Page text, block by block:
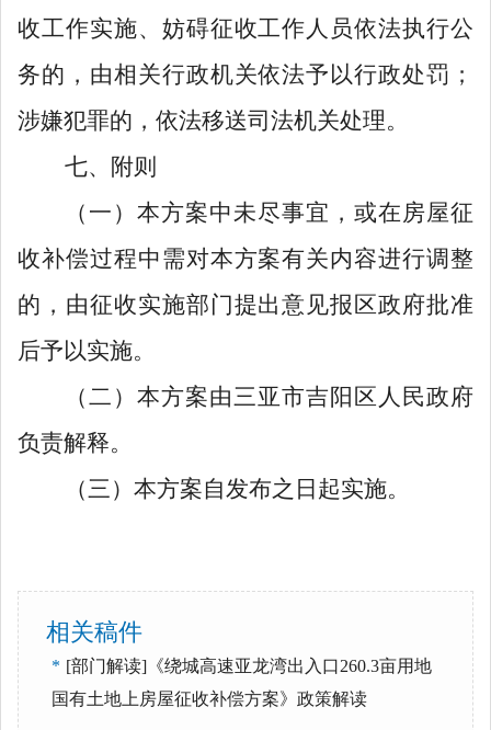
收工作实施、妨碍征收工作人员依法执行公
务的，由相关行政机关依法予以行政处罚；
涉嫌犯罪的， 依法移送司法机关处理。
七、附则
（一）本方案中未尽事宜，或在房屋征
收补偿过程中需对本方案有关内容进行调整
的，由征收实施部门提出意见报区政府批准
后予以实施。
（二）本方案由三亚市吉阳区人民政府
负责解释。
（三）本方案自发布之日起实施。
相关稿件
* [部门解读]《绕城高速亚龙湾出入口260.3亩用地
国有土地上房屋征收补偿方案》政策解读